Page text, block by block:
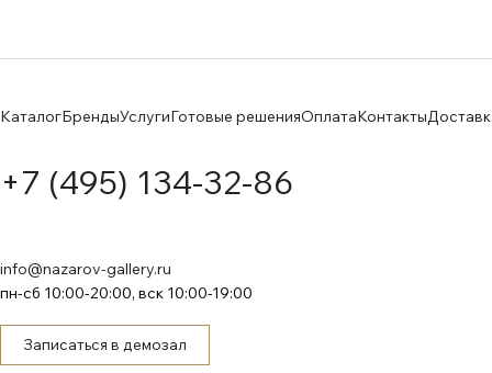
КаталогБрендыУслугиГотовые решенияОплатаКонтакты
+7 (495) 134-32-86
info@nazarov-gallery.ru
пн-сб 10:00-20:00, вск 10:00-19:00
Записаться в демозал